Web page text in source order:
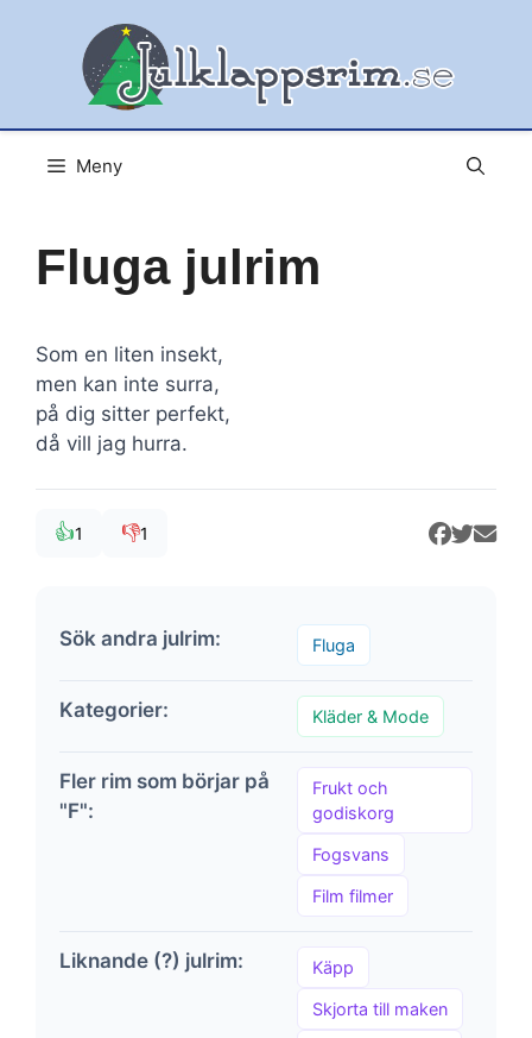
Meny
Fluga julrim
Som en liten insekt,
men kan inte surra,
på dig sitter perfekt,
då vill jag hurra.
👍1 👎1
Sök andra julrim: Fluga
Kategorier: Kläder & Mode
Fler rim som börjar på
"F":
Frukt och
godiskorg
Fogsvans
Film filmer
Liknande (?) julrim: Käpp
Skjorta till maken